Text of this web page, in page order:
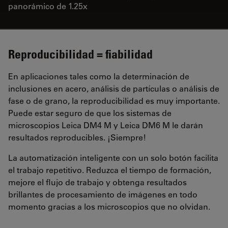
panorámico de 1.25x
Reproducibilidad = fiabilidad
En aplicaciones tales como la determinación de
inclusiones en acero, análisis de partículas o análisis de
fase o de grano, la reproducibilidad es muy importante.
Puede estar seguro de que los sistemas de
microscopios Leica DM4 M y Leica DM6 M le darán
resultados reproducibles. ¡Siempre!
La automatización inteligente con un solo botón facilita
el trabajo repetitivo. Reduzca el tiempo de formación,
mejore el flujo de trabajo y obtenga resultados
brillantes de procesamiento de imágenes en todo
momento gracias a los microscopios que no olvidan.